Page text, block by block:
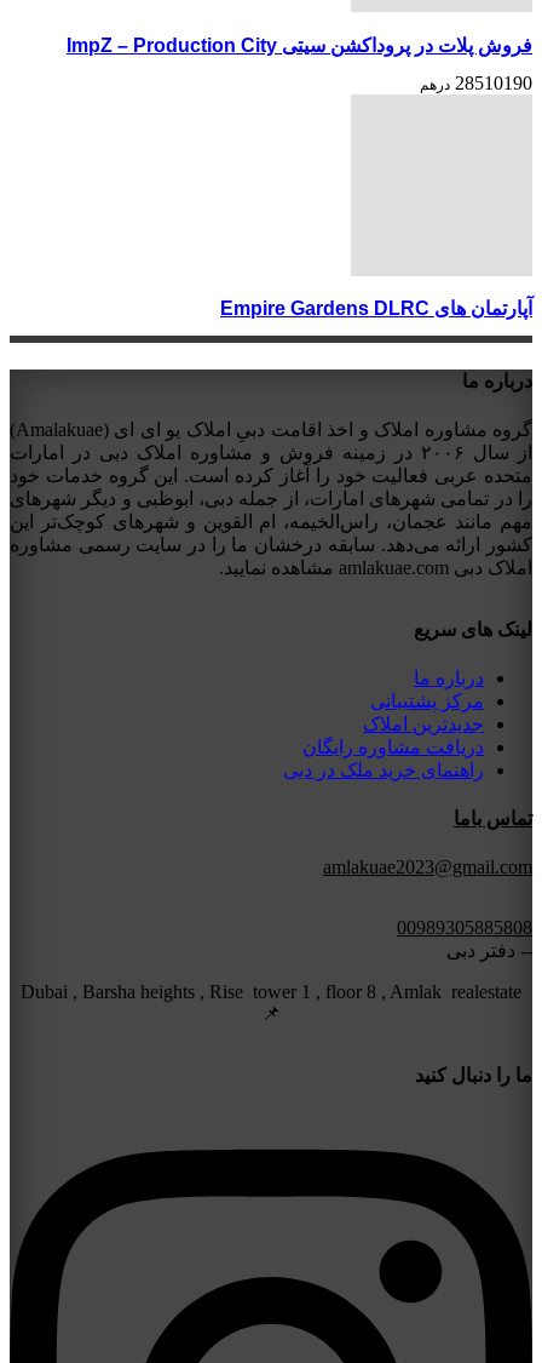
فروش پلات در پروداکشن سیتی ImpZ – Production City
28510190 درهم
آپارتمان های Empire Gardens DLRC
درباره ما
گروه مشاوره املاک و اخذ اقامت دبیِ املاک یو ای ای (Amalakuae)
از سال ۲۰۰۶ در زمینه فروش و مشاوره املاک دبی در امارات
متحده عربی فعالیت خود را آغاز کرده است. این گروه خدمات خود
را در تمامی شهرهای امارات، از جمله دبی، ابوظبی و دیگر شهرهای
مهم مانند عجمان، راس‌الخیمه، ام القوین و شهرهای کوچک‌تر این
کشور ارائه می‌دهد. سابقه درخشان ما را در سایت رسمی مشاوره
املاک دبی amlakuae.com مشاهده نمایید.
لینک های سریع
درباره ما
مرکز پشتیبانی
جدیدترین املاک
دریافت مشاوره رایگان
راهنمای خرید ملک در دبی
تماس باما
amlakuae2023@gmail.com
00989305885808
-- دفتر دبی
Dubai , Barsha heights , Rise tower 1 , floor 8 , Amlak realestate
📌
ما را دنبال کنید